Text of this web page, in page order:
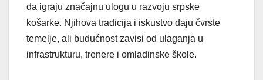
da igraju značajnu ulogu u razvoju srpske
košarke. Njihova tradicija i iskustvo daju čvrste
temelje, ali budućnost zavisi od ulaganja u
infrastrukturu, trenere i omladinske škole.